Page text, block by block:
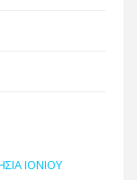
ΙΟΝΙΟΥ